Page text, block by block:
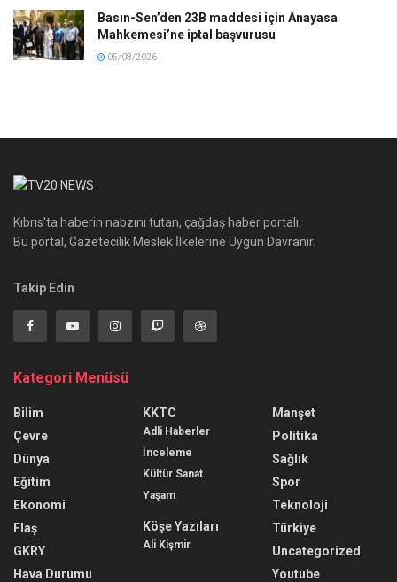
Basın-Sen’den 23B maddesi için Anayasa
Mahkemesi’ne iptal başvurusu
05/08/2026
Kıbrıs'ta haberin nabzını tutan, çağdaş haber portalı.
Bu portal, Gazetecilik Meslek İlkelerine Uygun Davranır.
Takip Edin
Kategori Menüsü
Bilim
Çevre
Dünya
Eğitim
Ekonomi
Flaş
GKRY
Hava Durumu
KKTC
Adli Haberler
İnceleme
Kültür Sanat
Yaşam
Köşe Yazıları
Ali Kişmir
Manşet
Politika
Sağlık
Spor
Teknoloji
Türkiye
Uncategorized
Youtube